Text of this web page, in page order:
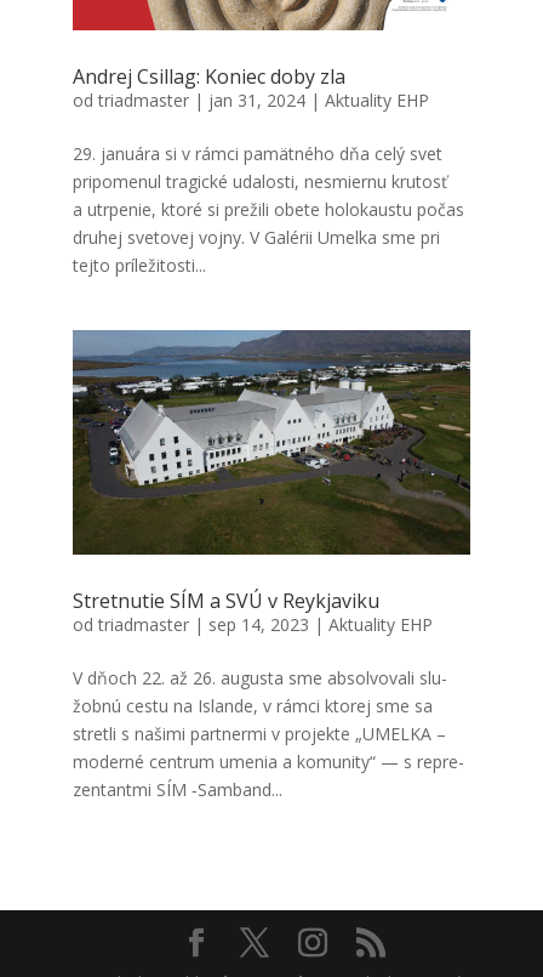
Andrej Csil­lag: Koniec doby zla
odtriadmaster| jan 31, 2024| Aktuality EHP
29. janu­ára si v rám­ci pamät­né­ho dňa celý svet
pri­po­me­nul tra­gic­ké uda­los­ti, nesmier­nu kru­tosť
a utr­pe­nie, kto­ré si pre­ži­li obe­te holo­kaus­tu počas
dru­hej sve­to­vej voj­ny. V Galé­rii Umel­ka sme pri
tej­to prí­le­ži­tos­ti...
Stret­nu­tie SÍM a SVÚ v Reyk­ja­vi­ku
odtriadmaster| sep 14, 2023 | Aktuality EHP
V dňoch 22. až 26. augus­ta sme absol­vo­va­li slu­
žob­nú ces­tu na Islan­de, v rám­ci kto­rej sme sa
stret­li s naši­mi par­tner­mi v pro­jek­te „UMELKA –
moder­né cen­trum ume­nia a komu­ni­ty“ — s repre­
zen­tant­mi SÍM ‑Sam­band...